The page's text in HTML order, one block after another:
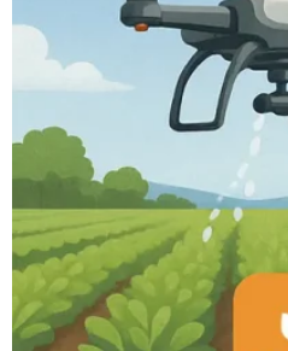
نیوجرسی ترافیکی پلی اتیلن
2,600,000 تومان